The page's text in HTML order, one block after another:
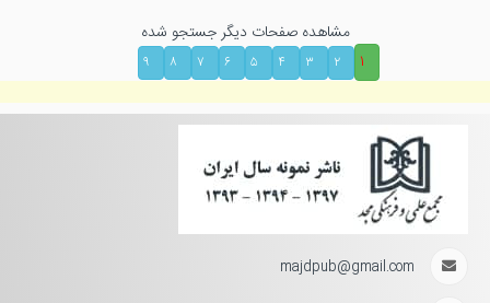
مشاهده صفحات دیگر جستجو شده
۱
۲ ۳ ۴ ۵ ۶ ۷ ۸ ۹
majdpub@gmail.com